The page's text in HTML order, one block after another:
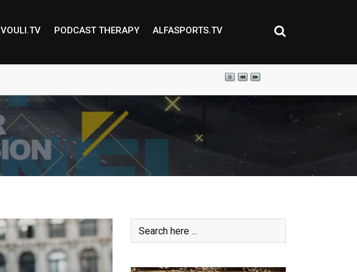
VOULI.TV PODCAST THERAPY ALFASPORTS.TV